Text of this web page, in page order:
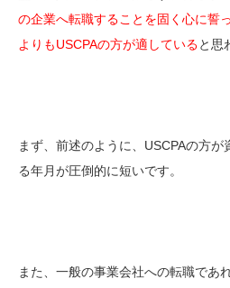
の企業へ転職することを固く心に誓
よりもUSCPAの方が適していると思
まず、前述のように、USCPAの方
る年月が圧倒的に短いです。
また、一般の事業会社への転職であ